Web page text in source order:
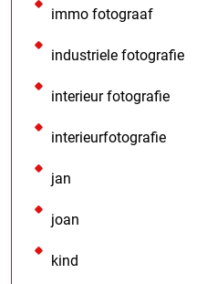
immo fotograaf
industriele fotografie
interieur fotografie
interieurfotografie
jan
joan
kind